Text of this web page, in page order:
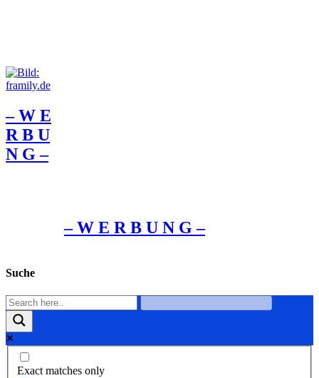
– W Ε
R Β U
Ν G –
– W Ε R Β U Ν G –
Suche
Exact matches only